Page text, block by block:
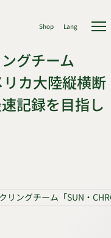
Shop Lang
グチーム
リカ大陸縦横断
記録を目指し
リングチーム「SUN・